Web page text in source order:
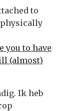
to
you to have
(almost)
Ik heb